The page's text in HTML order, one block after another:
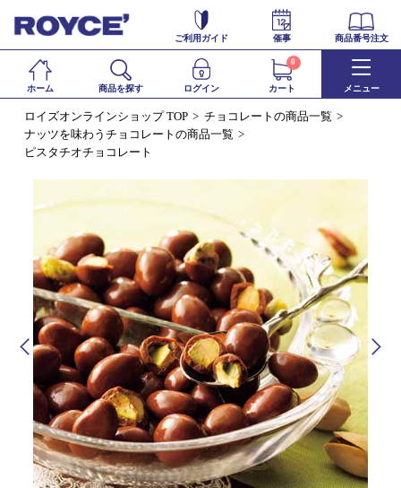
ご利用ガイド 催事 商品番号注文
ホーム 商品を探す ログイン カート
0
メニュー
ロイズオンラインショップ TOP
チョコレートの商品一覧
ナッツを味わうチョコレートの商品一覧
ピスタチオチョコレート